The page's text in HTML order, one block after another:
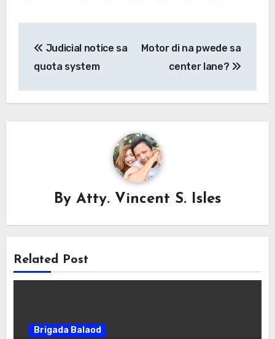
navigation
Judicial notice sa
quota system
Motor di na pwede sa
center lane?
By Atty. Vincent S. Isles
Related Post
Brigada Balaod